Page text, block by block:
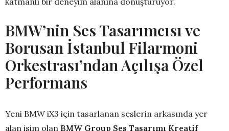
BMW’nin Ses Tasarımcısı ve
Borusan İstanbul Filarmoni
Orkestrası’ndan Açılışa Özel
Performans
Yeni BMW iX3 için tasarlanan seslerin arkasında yer
alan isim olan BMW Group Ses Tasarımı Kreatif